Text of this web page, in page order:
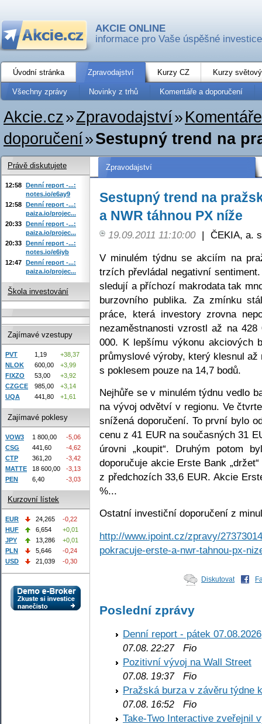
AKCIE ONLINE
informace pro Vaše úspěšné investice
Úvodní stránka Zpravodajství Kurzy CZ Kurzy
Všechny zprávy Novinky z trhů Komentáře a doporučení
Akcie.cz»Zpravodajství»
doporučení»Sestupný trend na
Zpravodajství
Sestupný trend na
a NWR táhnou PX níže
19.09.2011 11:10:00 | ČEKIA, a.
V minulém týdnu se akciím na
trzích převládal negativní
sledují a příchozí makrodata tak
burzovního publika. Za zmínku
práce, která investory zrovna
nezaměstnanosti vzrostl až na
000. K lepšímu výkonu akciových
průmyslové výroby, který klesnul
s poklesem pouze na 14,7 bodů.
Nejhůře se v minulém týdnu vedlo
na vývoj odvětví v regionu. Ve
snížená doporučení. To první bylo
cenu z 41 EUR na současných 31
úrovni „koupit“. Druhým potom
doporučuje akcie Erste Bank
z předchozích 33,6 EUR. Akcie
%...
Ostatní investiční doporučení z
http://www.ipoint.cz/zpravy/
pokracuje-erste-a-nwr-tahnou-px-
Diskutovat
Poslední zprávy
Denní report - pátek 07.08.2026
07.08. 22:27Fio
Pozitivní vývoj na Wall Street
07.08. 19:37Fio
Pražská burza v závěru týdne
07.08. 16:52 Fio
Take-Two Interactive zveřejnil
Právě diskutujete
12:58 Denní report -...:
notes.io/e6ay9
12:58 Denní report -...:
paiza.io/projec...
20:33 Denní report -...:
paiza.io/projec...
20:33 Denní report -...:
notes.io/e6iyb
12:47 Denní report -...:
paiza.io/projec...
Škola investování
Zajímavé vzestupy
PVT 1,19
+38,37
NLOK
600,00
+3,99
FIXZO
53,00
+3,92
CZGCE
985,00
+3,14
UQA
441,80 +1,61
Zajímavé poklesy
VOW3 1 800,00
-5,06
CSG
441,60
-4,62
CTP
361,20
-3,42
MATTE
18 600,00
-3,13
PEN
6,40 -3,03
Kurzovní lístek
EUR 24,265
-0,22
HUF
6,654
+0,01
JPY
13,286
+0,01
PLN
5,646
-0,24
USD
21,039 -0,30